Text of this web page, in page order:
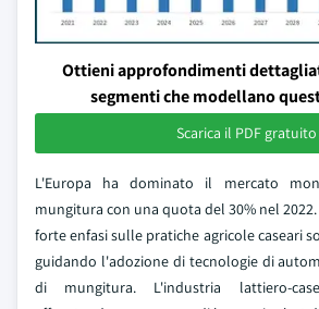
Ottieni approfondimenti
segmenti che modellano
Scarica il PDF gratuito
L'Europa ha dominato il mercato
mungitura con una quota del 30% nel
forte enfasi sulle pratiche agricole caseari
guidando l'adozione di tecnologie di
di mungitura. L'industria lattiero-